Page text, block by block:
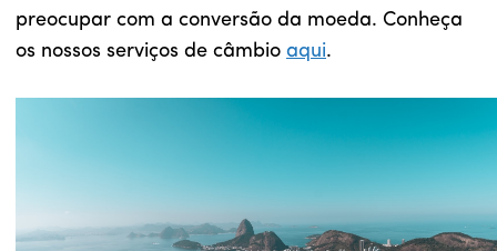
preocupar com a conversão da moeda. Conheça
os nossos serviços de câmbio aqui.